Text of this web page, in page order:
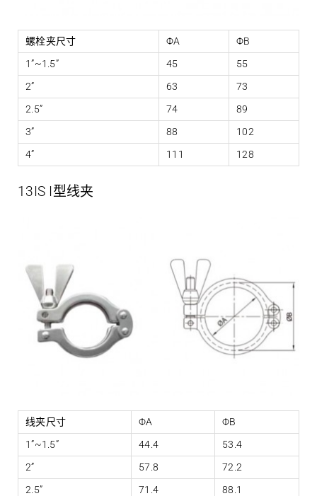
螺栓夹尺寸 ΦA
ΦB
1”~1.5”
45
55
2”
63
73
2.5”
74
89
3”
88
102
4”
111 128
13IS I型线夹
线夹尺寸 ΦA
ΦB
1”~1.5”
44.4
53.4
2”
57.8
72.2
2.5”
71.4
88.1